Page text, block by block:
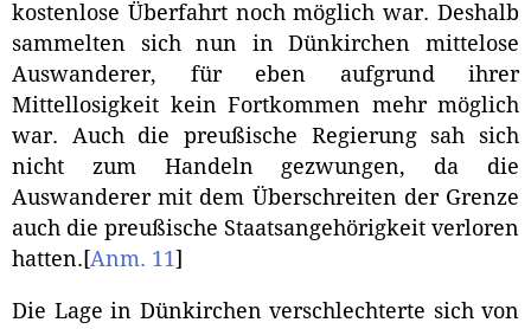
kostenlose Überfahrt noch möglich war. Deshalb
sammelten sich nun in Dünkirchen mittelose
Auswanderer, für eben aufgrund ihrer
Mittellosigkeit kein Fortkommen mehr möglich
war. Auch die preußische Regierung sah sich
nicht zum Handeln gezwungen, da die
Auswanderer mit dem Überschreiten der Grenze
auch die preußische Staatsangehörigkeit verloren
hatten. [Anm. 11]
Die Lage in Dünkirchen verschlechterte sich von